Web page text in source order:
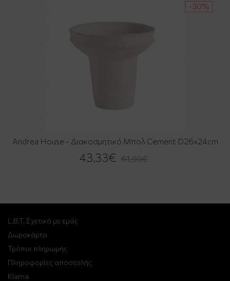
-30%
Andrea House - Διακοσμητικό Μπολ Cement D26x24cm
43,33€ 61,90€
L.B.T. Σχετικά με εμάς
Δωροκάρτα
Τρόποι πληρωμής
Πληροφορίες αποστολής
Klarna